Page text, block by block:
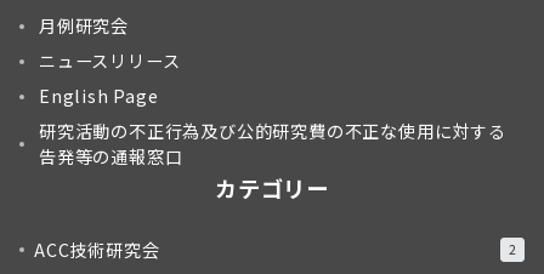
月例研究会
ニュースリリース
English Page
研究活動の不正行為及び公的研究費の不正な使用に対する
告発等の通報窓口
カテゴリー
ACC技術研究会 2